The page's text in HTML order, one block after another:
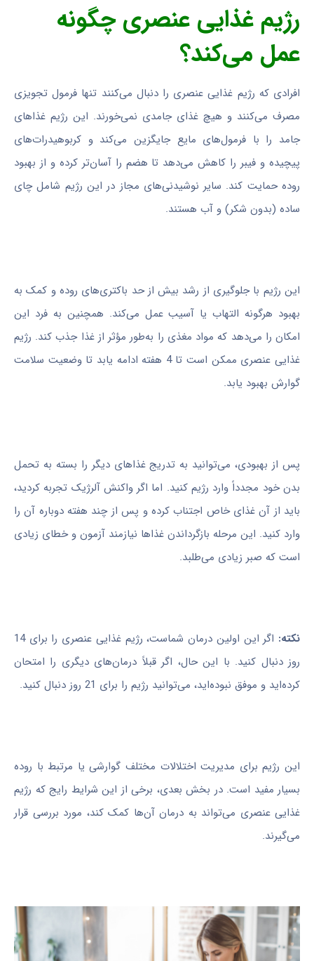
رژیم غذایی عنصری چگونه
عمل می‌کند؟
افرادی که رژیم غذایی عنصری را دنبال می‌کنند تنها فرمول تجویزی
مصرف می‌کنند و هیچ غذای جامدی نمی‌خورند. این رژیم غذاهای
جامد را با فرمول‌های مایع جایگزین می‌کند و کربوهیدرات‌های
پیچیده و فیبر را کاهش می‌دهد تا هضم را آسان‌تر کرده و از بهبود
روده حمایت کند. سایر نوشیدنی‌های مجاز در این رژیم شامل چای
ساده (بدون شکر) و آب هستند.
این رژیم با جلوگیری از رشد بیش از حد باکتری‌های روده و کمک به
بهبود هرگونه التهاب یا آسیب عمل می‌کند. همچنین به فرد این
امکان را می‌دهد که مواد مغذی را به‌طور مؤثر از غذا جذب کند. رژیم
غذایی عنصری ممکن است تا 4 هفته ادامه یابد تا وضعیت سلامت
گوارش بهبود یابد.
پس از بهبودی، می‌توانید به تدریج غذاهای دیگر را بسته به تحمل
بدن خود مجدداً وارد رژیم کنید. اما اگر واکنش آلرژیک تجربه کردید،
باید از آن غذای خاص اجتناب کرده و پس از چند هفته دوباره آن را
وارد کنید. این مرحله بازگرداندن غذاها نیازمند آزمون و خطای زیادی
است که صبر زیادی می‌طلبد.
نکته:
اگر این اولین درمان شماست، رژیم غذایی عنصری را برای 14
روز دنبال کنید. با این حال، اگر قبلاً درمان‌های دیگری را امتحان
کرده‌اید و موفق نبوده‌اید، می‌توانید رژیم را برای 21 روز دنبال کنید.
این رژیم برای مدیریت اختلالات مختلف گوارشی یا مرتبط با روده
بسیار مفید است. در بخش بعدی، برخی از این شرایط رایج که رژیم
غذایی عنصری می‌تواند به درمان آن‌ها کمک کند، مورد بررسی قرار
می‌گیرند.